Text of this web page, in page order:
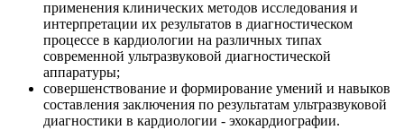
применения клинических методов исследования и
интерпретации их результатов в диагностическом
процессе в кардиологии на различных типах
современной ультразвуковой диагностической
аппаратуры;
совершенствование и формирование умений и навыков
составления заключения по результатам ультразвуковой
диагностики в кардиологии - эхокардиографии.